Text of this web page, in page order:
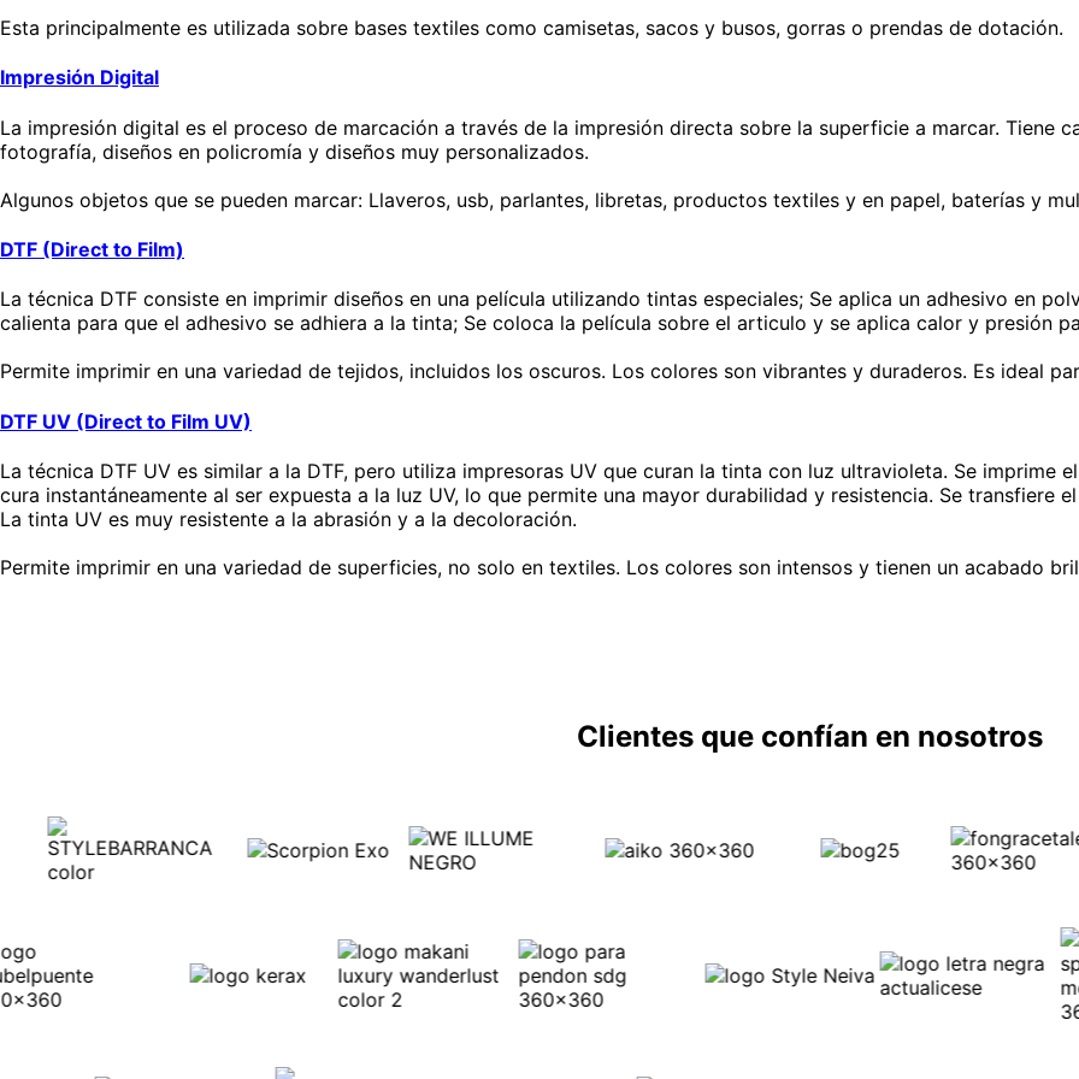
Esta principalmente es utilizada sobre bases textiles como camisetas, sacos y busos, gorras o prendas de dotación.
Impresión Digital
La impresión digital es el proceso de marcación a través de la impresión directa sobre la superficie a marcar. Tiene
fotografía, diseños en policromía y diseños muy personalizados.
Algunos objetos que se pueden marcar: Llaveros, usb, parlantes, libretas, productos textiles y en papel, baterías y
DTF (Direct to Film)
La técnica DTF consiste en imprimir diseños en una película utilizando tintas especiales; Se aplica un adhesivo en
calienta para que el adhesivo se adhiera a la tinta; Se coloca la película sobre el articulo y se aplica calor y presión
Permite imprimir en una variedad de tejidos, incluidos los oscuros. Los colores son vibrantes y duraderos. Es ideal
DTF UV (Direct to Film UV)
La técnica DTF UV es similar a la DTF, pero utiliza impresoras UV que curan la tinta con luz ultravioleta. Se imprime
cura instantáneamente al ser expuesta a la luz UV, lo que permite una mayor durabilidad y resistencia. Se transfiere
La tinta UV es muy resistente a la abrasión y a la decoloración.
Permite imprimir en una variedad de superficies, no solo en textiles. Los colores son intensos y tienen un acabado
Clientes que confían en nosotros